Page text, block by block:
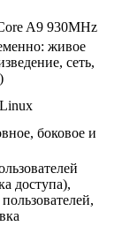
A9 930MHz
живое
сеть,
боковое и
доступа),